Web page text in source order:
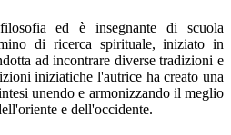
ed è insegnante di scuola
di ricerca spirituale, iniziato in
ad incontrare diverse tradizioni e
iniziatiche l'autrice ha creato una
unendo e armonizzando il meglio
e dell'occidente.